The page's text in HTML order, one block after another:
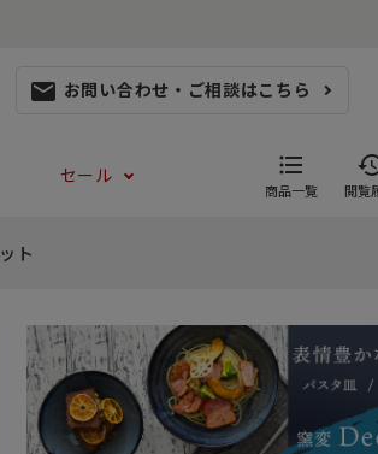
mail お問い合わせ・ご相談はこちら
・丼
鉢
- マグカップ
- カップ・タンブ
- スープカップ
- 湯呑み
食品 ~からだ想いの食卓~
白い食器セット
まとめ買いでお得なセット
- 有料ラッピング
- Eギフト
セール format_list_bulleted
商品一覧 閲覧
ト